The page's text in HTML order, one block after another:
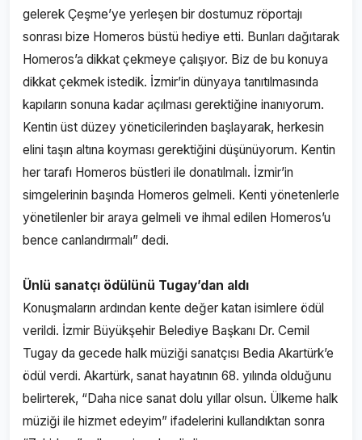
gelerek Çeşme’ye yerleşen bir dostumuz röportajı
sonrası bize Homeros büstü hediye etti. Bunları dağıtarak
Homeros’a dikkat çekmeye çalışıyor. Biz de bu konuya
dikkat çekmek istedik. İzmir’in dünyaya tanıtılmasında
kapıların sonuna kadar açılması gerektiğine inanıyorum.
Kentin üst düzey yöneticilerinden başlayarak, herkesin
elini taşın altına koyması gerektiğini düşünüyorum. Kentin
her tarafı Homeros büstleri ile donatılmalı. İzmir’in
simgelerinin başında Homeros gelmeli. Kenti yönetenlerle
yönetilenler bir araya gelmeli ve ihmal edilen Homeros’u
bence canlandırmalı” dedi.
Ünlü sanatçı ödülünü Tugay’dan aldı
Konuşmaların ardından kente değer katan isimlere ödül
verildi. İzmir Büyükşehir Belediye Başkanı Dr. Cemil
Tugay da gecede halk müziği sanatçısı Bedia Akartürk’e
ödül verdi. Akartürk, sanat hayatının 68. yılında olduğunu
belirterek, “Daha nice sanat dolu yıllar olsun. Ülkeme halk
müziği ile hizmet edeyim” ifadelerini kullandıktan sonra